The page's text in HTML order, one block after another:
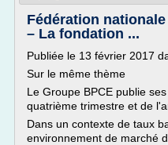
Fédération
– La fondation ...
Publiée le 13 février 2017
Sur le même thème
Le Groupe BPCE publie
quatrième trimestre et de
Dans un contexte de taux
environnement de marché